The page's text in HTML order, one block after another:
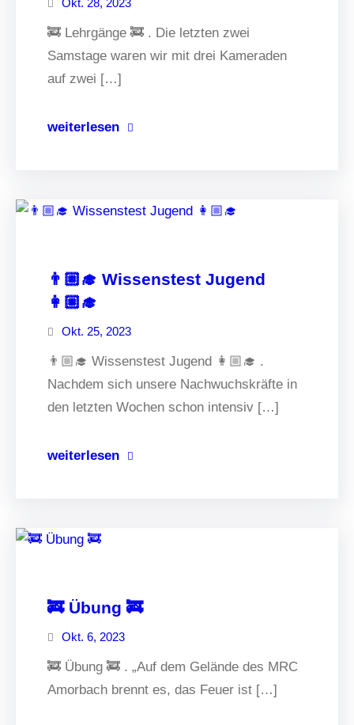
Okt. 28, 2023
🚒 Lehrgänge 🚒 . Die letzten zwei
Samstage waren wir mit drei Kameraden
auf zwei […]
weiterlesen
👨🏼‍🎓 Wissenstest Jugend
👩🏼‍🎓
Okt. 25, 2023
👨🏼‍🎓 Wissenstest Jugend 👩🏼‍🎓 .
Nachdem sich unsere Nachwuchskräfte in
den letzten Wochen schon intensiv […]
weiterlesen
🚒 Übung 🚒
Okt. 6, 2023
🚒 Übung 🚒 . „Auf dem Gelände des MRC
Amorbach brennt es, das Feuer ist […]